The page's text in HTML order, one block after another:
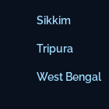
Sikkim
Tripura
West Bengal